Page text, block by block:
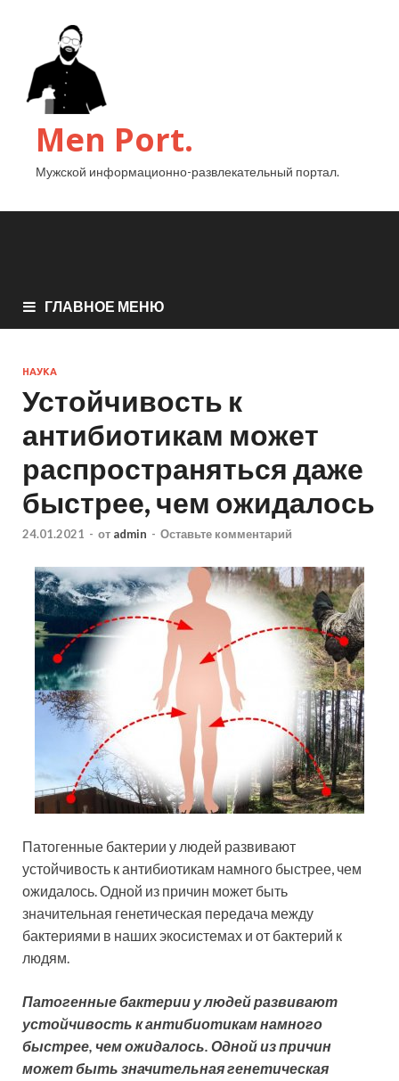
Men Port.
Мужской информационно-развлекательный портал.
ГЛАВНОЕ МЕНЮ
НАУКА
Устойчивость к
антибиотикам может
распространяться даже
быстрее, чем ожидалось
24.01.2021 - от admin - Оставьте комментарий
Патогенные бактерии у людей развивают
устойчивость к антибиотикам намного быстрее, чем
ожидалось. Одной из причин может быть
значительная генетическая передача между
бактериями в наших экосистемах и от бактерий к
людям.
Патогенные бактерии у людей развивают
устойчивость к антибиотикам намного
быстрее, чем ожидалось. Одной из причин
может быть значительная генетическая